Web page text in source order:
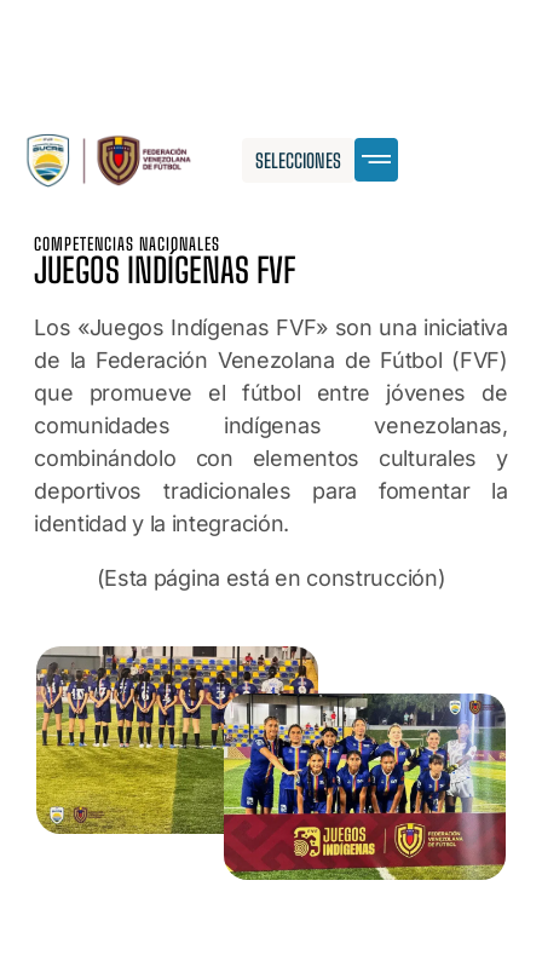
SELECCIONES
COMPETENCIAS NACIONALES
JUEGOS INDÍGENAS FVF
Los «Juegos Indígenas FVF» son una iniciativa
de la Federación Venezolana de Fútbol (FVF)
que promueve el fútbol entre jóvenes de
comunidades indígenas venezolanas,
combinándolo con elementos culturales y
deportivos tradicionales para fomentar la
identidad y la integración.
(Esta página está en construcción)